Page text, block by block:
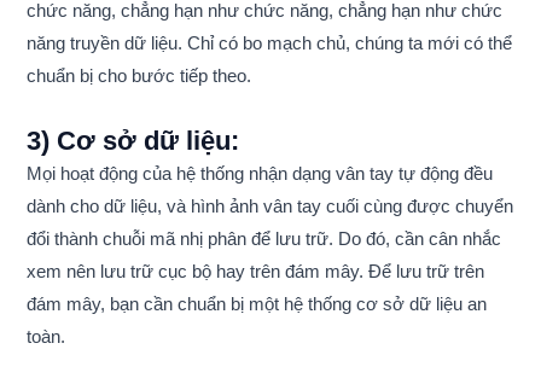
chức năng, chẳng hạn như chức năng, chẳng hạn như chức
năng truyền dữ liệu. Chỉ có bo mạch chủ, chúng ta mới có thể
chuẩn bị cho bước tiếp theo.
3) Cơ sở dữ liệu:
Mọi hoạt động của hệ thống nhận dạng vân tay tự động đều
dành cho dữ liệu, và hình ảnh vân tay cuối cùng được chuyển
đổi thành chuỗi mã nhị phân để lưu trữ. Do đó, cần cân nhắc
xem nên lưu trữ cục bộ hay trên đám mây. Để lưu trữ trên
đám mây, bạn cần chuẩn bị một hệ thống cơ sở dữ liệu an
toàn.